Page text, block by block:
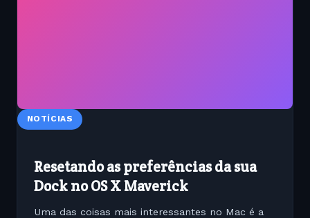
NOTÍCIAS
Resetando as preferências da sua
Dock no OS X Maverick
Uma das coisas mais interessantes no Mac é a